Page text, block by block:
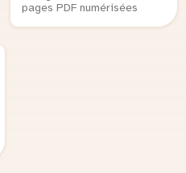
pages PDF numérisées